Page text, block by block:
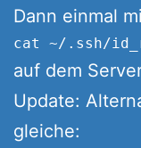
Dann einmal
cat ~/.ssh/
auf dem
Update:
gleiche: